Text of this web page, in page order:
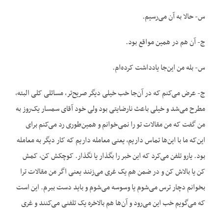
س- حالا به آن می‌رسیم.
ج- آن هم در همین مواقع بود.
س- بله من این‌جا یادداشت کرده‌ام.
ج- عرض می‌کنم که در آن‌جا خب خیلی دیگر صریح‌تر، مسائلی کلی البته،
مطرح می‌شد و خیلی باعث نارضایتی بود ولی خود آقای سمسار یک‌روز به
من گفت که من مقالات تو را نمی‌خوانم و همین‌طوری رد می‌کنم برای
این‌که ما با این‌ها تماس داریم، یعنی معامله داریم که کار دیگر به معامله
بود. یارو تلفن می‌کرد که این خبر را بگذار یا نگذار. کوچکش کن، کمش
کن یا بالاش کن و در ضمن هم یک غری می‌زنند یعنی اگر من مقالات ترا
بخوانم دچار ترس می‌شوم یا وسوسه می‌شوم و باید دست ببرم. این است
که می‌گویم خب این می‌رود و آن‌ها هم بالاخره یک تلفنی می‌کنند و غری